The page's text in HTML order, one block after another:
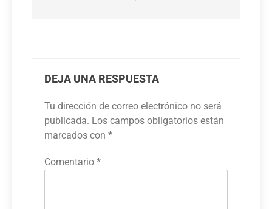
DEJA UNA RESPUESTA
Tu dirección de correo electrónico no será
publicada. Los campos obligatorios están
marcados con *
Comentario *